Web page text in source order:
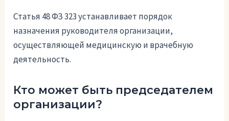
Статья 48 ФЗ 323 устанавливает порядок
назначения руководителя организации,
осуществляющей медицинскую и врачебную
деятельность.
Кто может быть председателем
организации?